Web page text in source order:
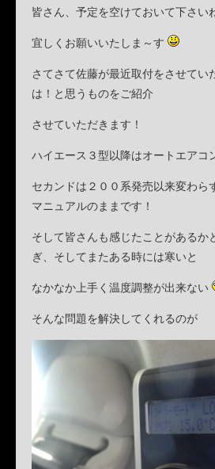
皆さん、予定を空けておいて下さい
宜しくお願いいたしま～す
さてさて佐藤が最近取付をさせてい
は！と思うものをご紹介
させていただきます！
ハイエース３型以降はオートエアコ
セカンドは２００系発売以来変わら
マニュアルのままです！
そして皆さんも感じたことがあるか
ぎ、そしてまたある時には寒いと
なかなか上手く温度調整が出来ない
そんな問題を解決してくれるのが